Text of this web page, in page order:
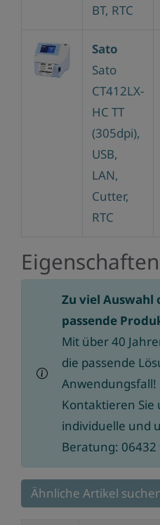
BT, RTC
Sato
Sato
CT412LX-
HC TT
(305dpi),
USB,
LAN,
Cutter,
RTC
Eigenschaften
Zu viel Auswahl
passende
Mit über 40
die passende
Anwendungsfall!
Kontaktieren Sie
individuelle und
Beratung: 06432
Ähnliche Artikel